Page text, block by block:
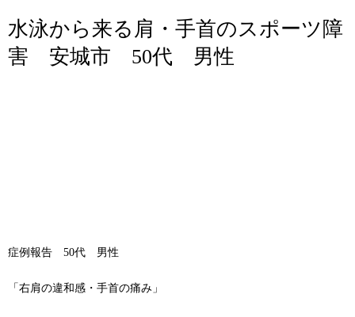
ブログ
水泳から来る肩・手首のスポーツ障
害 安城市 50代 男性
症例報告 50代 男性
「右肩の違和感・手首の痛み」